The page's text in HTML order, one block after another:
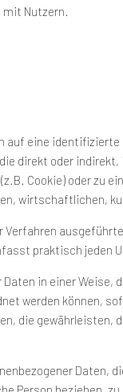
mit Nutzern.
auf eine
direkt oder
Cookie) oder zu
wirtschaftlichen,
praktisch jeden
in einer
werden können,
die